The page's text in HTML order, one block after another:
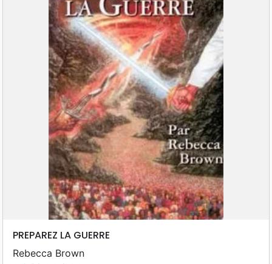
PREPAREZ LA GUERRE
Rebecca Brown